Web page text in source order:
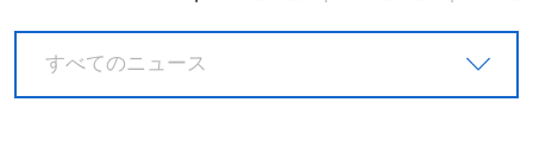
すべてのニュース